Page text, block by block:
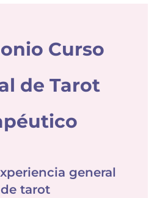
Curso
de Tarot
general
tarot